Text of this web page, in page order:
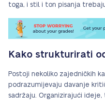
toga, i stil i ton pisanja
Kako strukturirati
Postoji nekoliko zajedničkih
podrazumijevaju davanje
sadržaju. Organizirajući